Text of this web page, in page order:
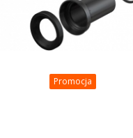
Promocja